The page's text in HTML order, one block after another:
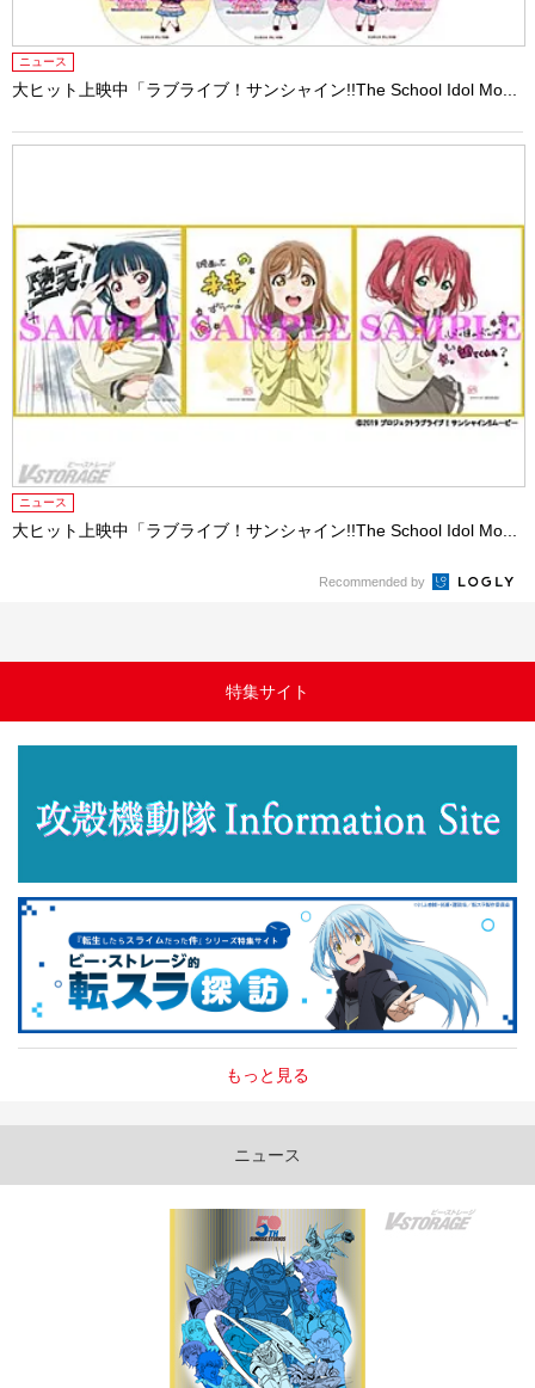
ニュース
大ヒット上映中「ラブライブ！サンシャイン!!The School Idol Mo...
ニュース
大ヒット上映中「ラブライブ！サンシャイン!!The School Idol Mo...
Recommended by
特集サイト
もっと見る
ニュース